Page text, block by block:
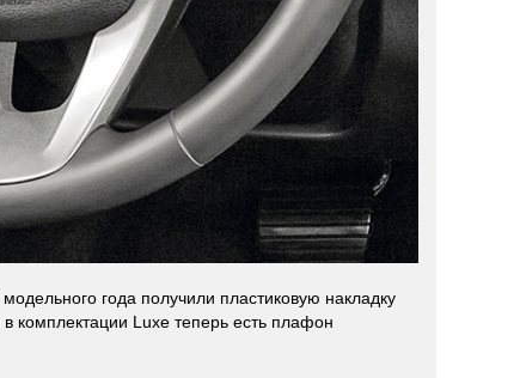
года получили пластиковую накладку
комплектации Luxe теперь есть плафон